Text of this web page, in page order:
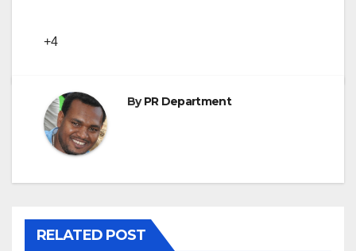
+4
ByPR Department
RELATED POST